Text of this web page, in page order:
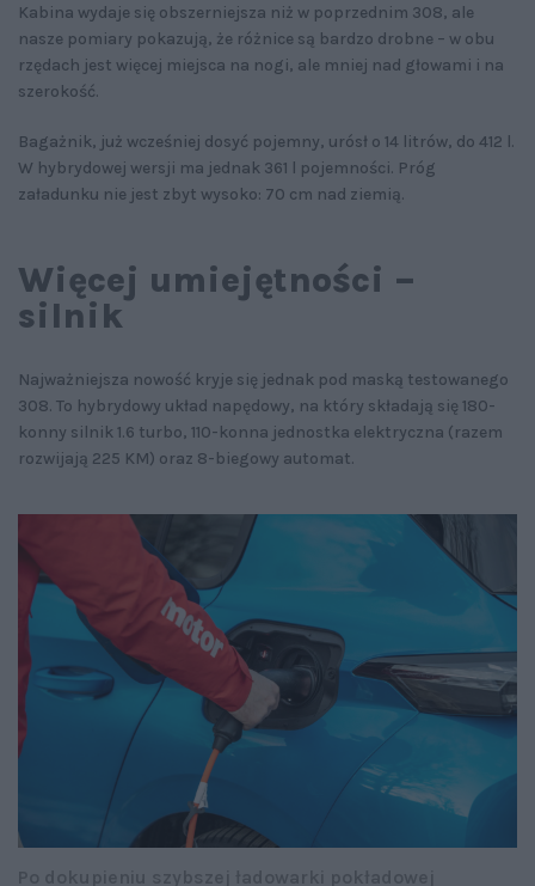
Kabina wydaje się obszerniejsza niż w poprzednim 308, ale
nasze pomiary pokazują, że różnice są bardzo drobne – w obu
rzędach jest więcej miejsca na nogi, ale mniej nad głowami i na
szerokość.
Bagażnik, już wcześniej dosyć pojemny, urósł o 14 litrów, do 412 l.
W hybrydowej wersji ma jednak 361 l pojemności. Próg
załadunku nie jest zbyt wysoko: 70 cm nad ziemią.
Więcej umiejętności –
silnik
Najważniejsza nowość kryje się jednak pod maską testowanego
308. To hybrydowy układ napędowy, na który składają się 180-
konny silnik 1.6 turbo, 110-konna jednostka elektryczna (razem
rozwijają 225 KM) oraz 8-biegowy automat.